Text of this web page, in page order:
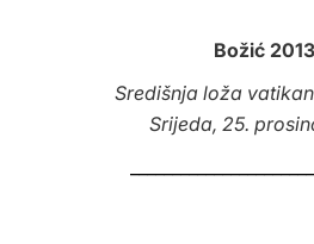
Božić
Središnja loža
Srijeda, 25.